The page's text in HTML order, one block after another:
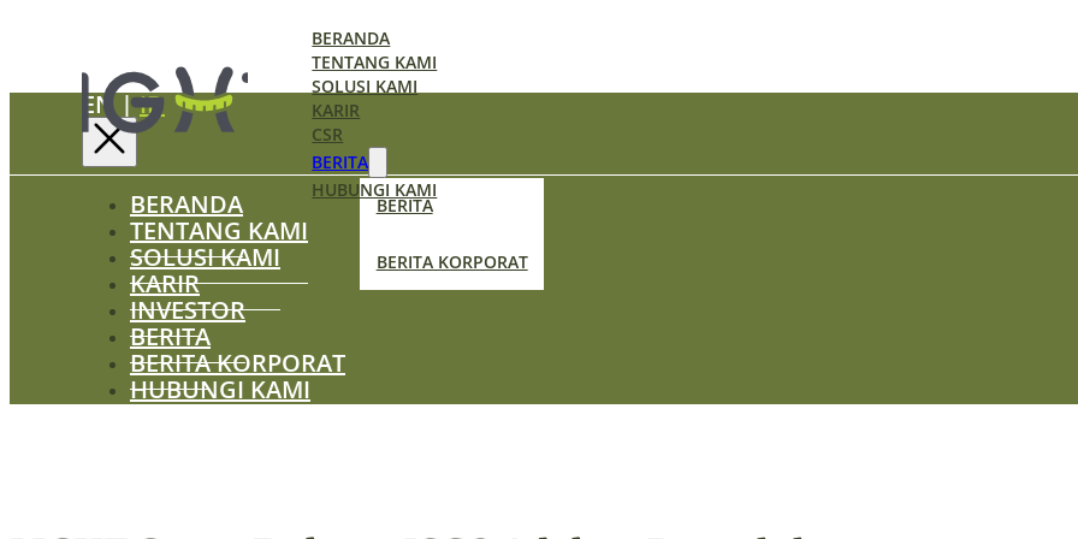
BERANDA
TENTANG KAMI
SOLUSI KAMI
KARIR
CSR
BERITA
BERITA
BERITA KORPORAT
HUBUNGI KAMI
EN|ID
BERANDA
TENTANG KAMI
SOLUSI KAMI
KARIR
INVESTOR
BERITA
BERITA KORPORAT
HUBUNGI KAMI